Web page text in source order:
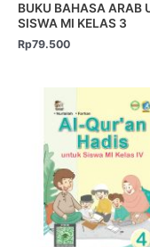
BUKU BAHASA ARAB
SISWA MI KELAS 3
Rp79.500